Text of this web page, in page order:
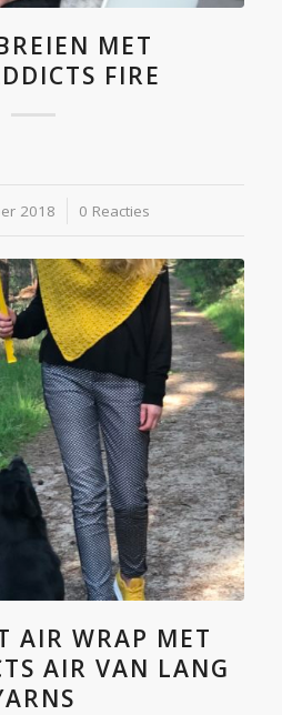
MET
FIRE
2018 0 Reacties
AIR WRAP MET
AIR VAN LANG